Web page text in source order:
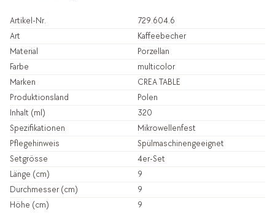
Artikel-Nr.
729.604.6
Art
Kaffeebecher
Material
Porzellan
Farbe
multicolor
Marken
CREA TABLE
Produktionsland
Polen
Inhalt (ml)
320
Spezifikationen
Mikrowellenfest
Pflegehinweis
Spülmaschinengeeignet
Setgrösse
4er-Set
Länge (cm)
9
Durchmesser (cm)
9
Höhe (cm)
9